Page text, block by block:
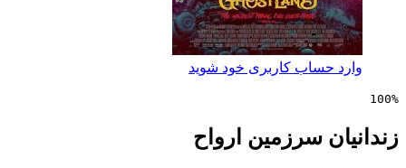
حساب کاربری خود شوید
سرزمین ارواح